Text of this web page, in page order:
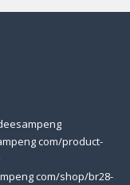
com/product-
com/shop/br28-